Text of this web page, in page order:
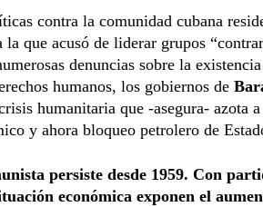
contra la comunidad cubana
la que acusó de liderar grupos
denuncias sobre la
humanos, los gobiernos de
humanitaria que -asegura- azota
y ahora bloqueo petrolero de
persiste desde 1959. Con
económica exponen el